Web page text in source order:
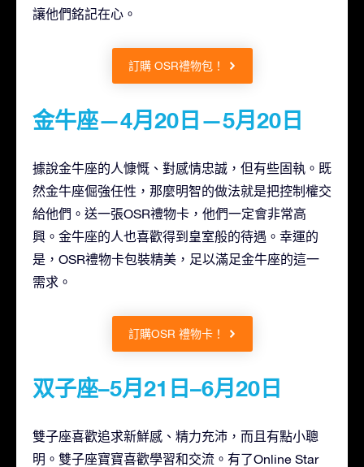
讓他們銘記在心。
訂購 OSR禮物包！
金牛座—4月20日—5月20日
據說金牛座的人慷慨、對感情忠誠，但有些固執。既
然金牛座倔強任性，那麼明智的做法就是把控制權交
給他們。送一張OSR禮物卡，他們一定會非常高
興。金牛座的人也喜歡得到皇室般的待遇。幸運的
是，OSR禮物卡包裝精美，足以滿足金牛座的這一
需求。
訂購OSR 禮物卡！
双子座–5月21日–6月20日
雙子座喜歡追求新鮮感、精力充沛，而且有點小聰
明。雙子座寶寶喜歡學習和交流。有了Online Star